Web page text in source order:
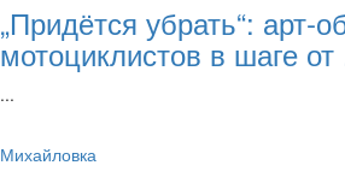
„Придётся убрать“:
мотоциклистов в шаге от
...
Михайловка